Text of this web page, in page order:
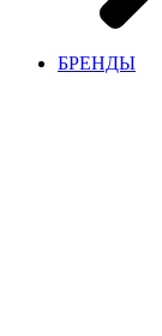
БРЕНДЫ